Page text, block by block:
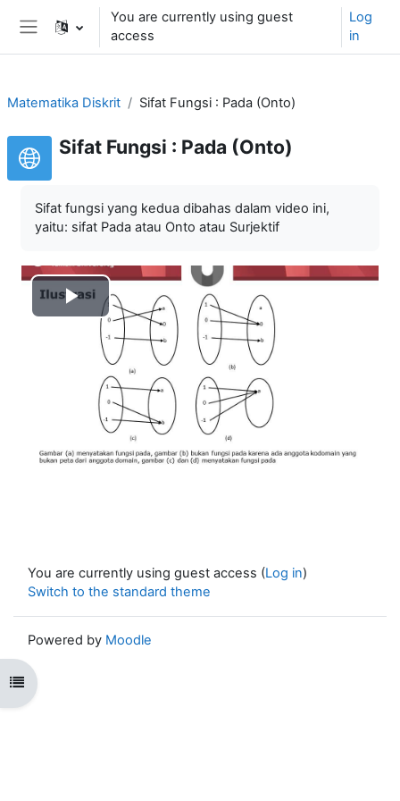
Skip to main content
Side panel
You are currently using guest
access
Log
in
Open course index
Matematika Diskrit Sifat Fungsi : Pada (Onto)
Sifat Fungsi : Pada (Onto)
Sifat fungsi yang kedua dibahas dalam video ini,
yaitu: sifat Pada atau Onto atau Surjektif
Play
Video
You are currently using guest access (Log in)
Switch to the standard theme
Powered by Moodle